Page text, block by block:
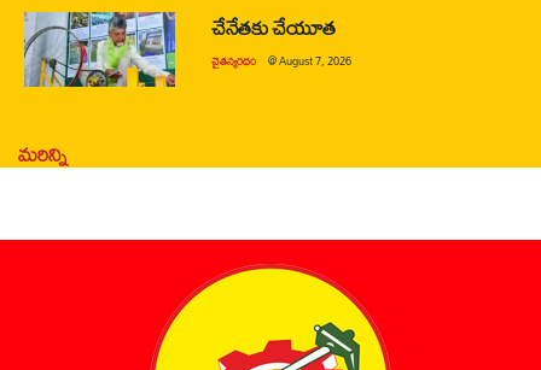
చేనేతకు చేయూత
చైతన్యరధం @August 7, 2026
మరిన్ని